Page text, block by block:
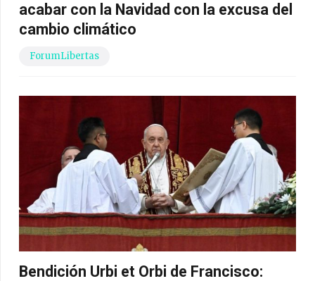
acabar con la Navidad con la excusa del
cambio climático
ForumLibertas
Bendición Urbi et Orbi de Francisco: